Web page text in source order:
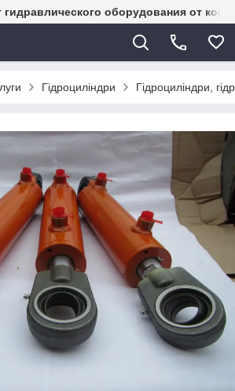
оборудования от
Гідроциліндри Гідроциліндри,